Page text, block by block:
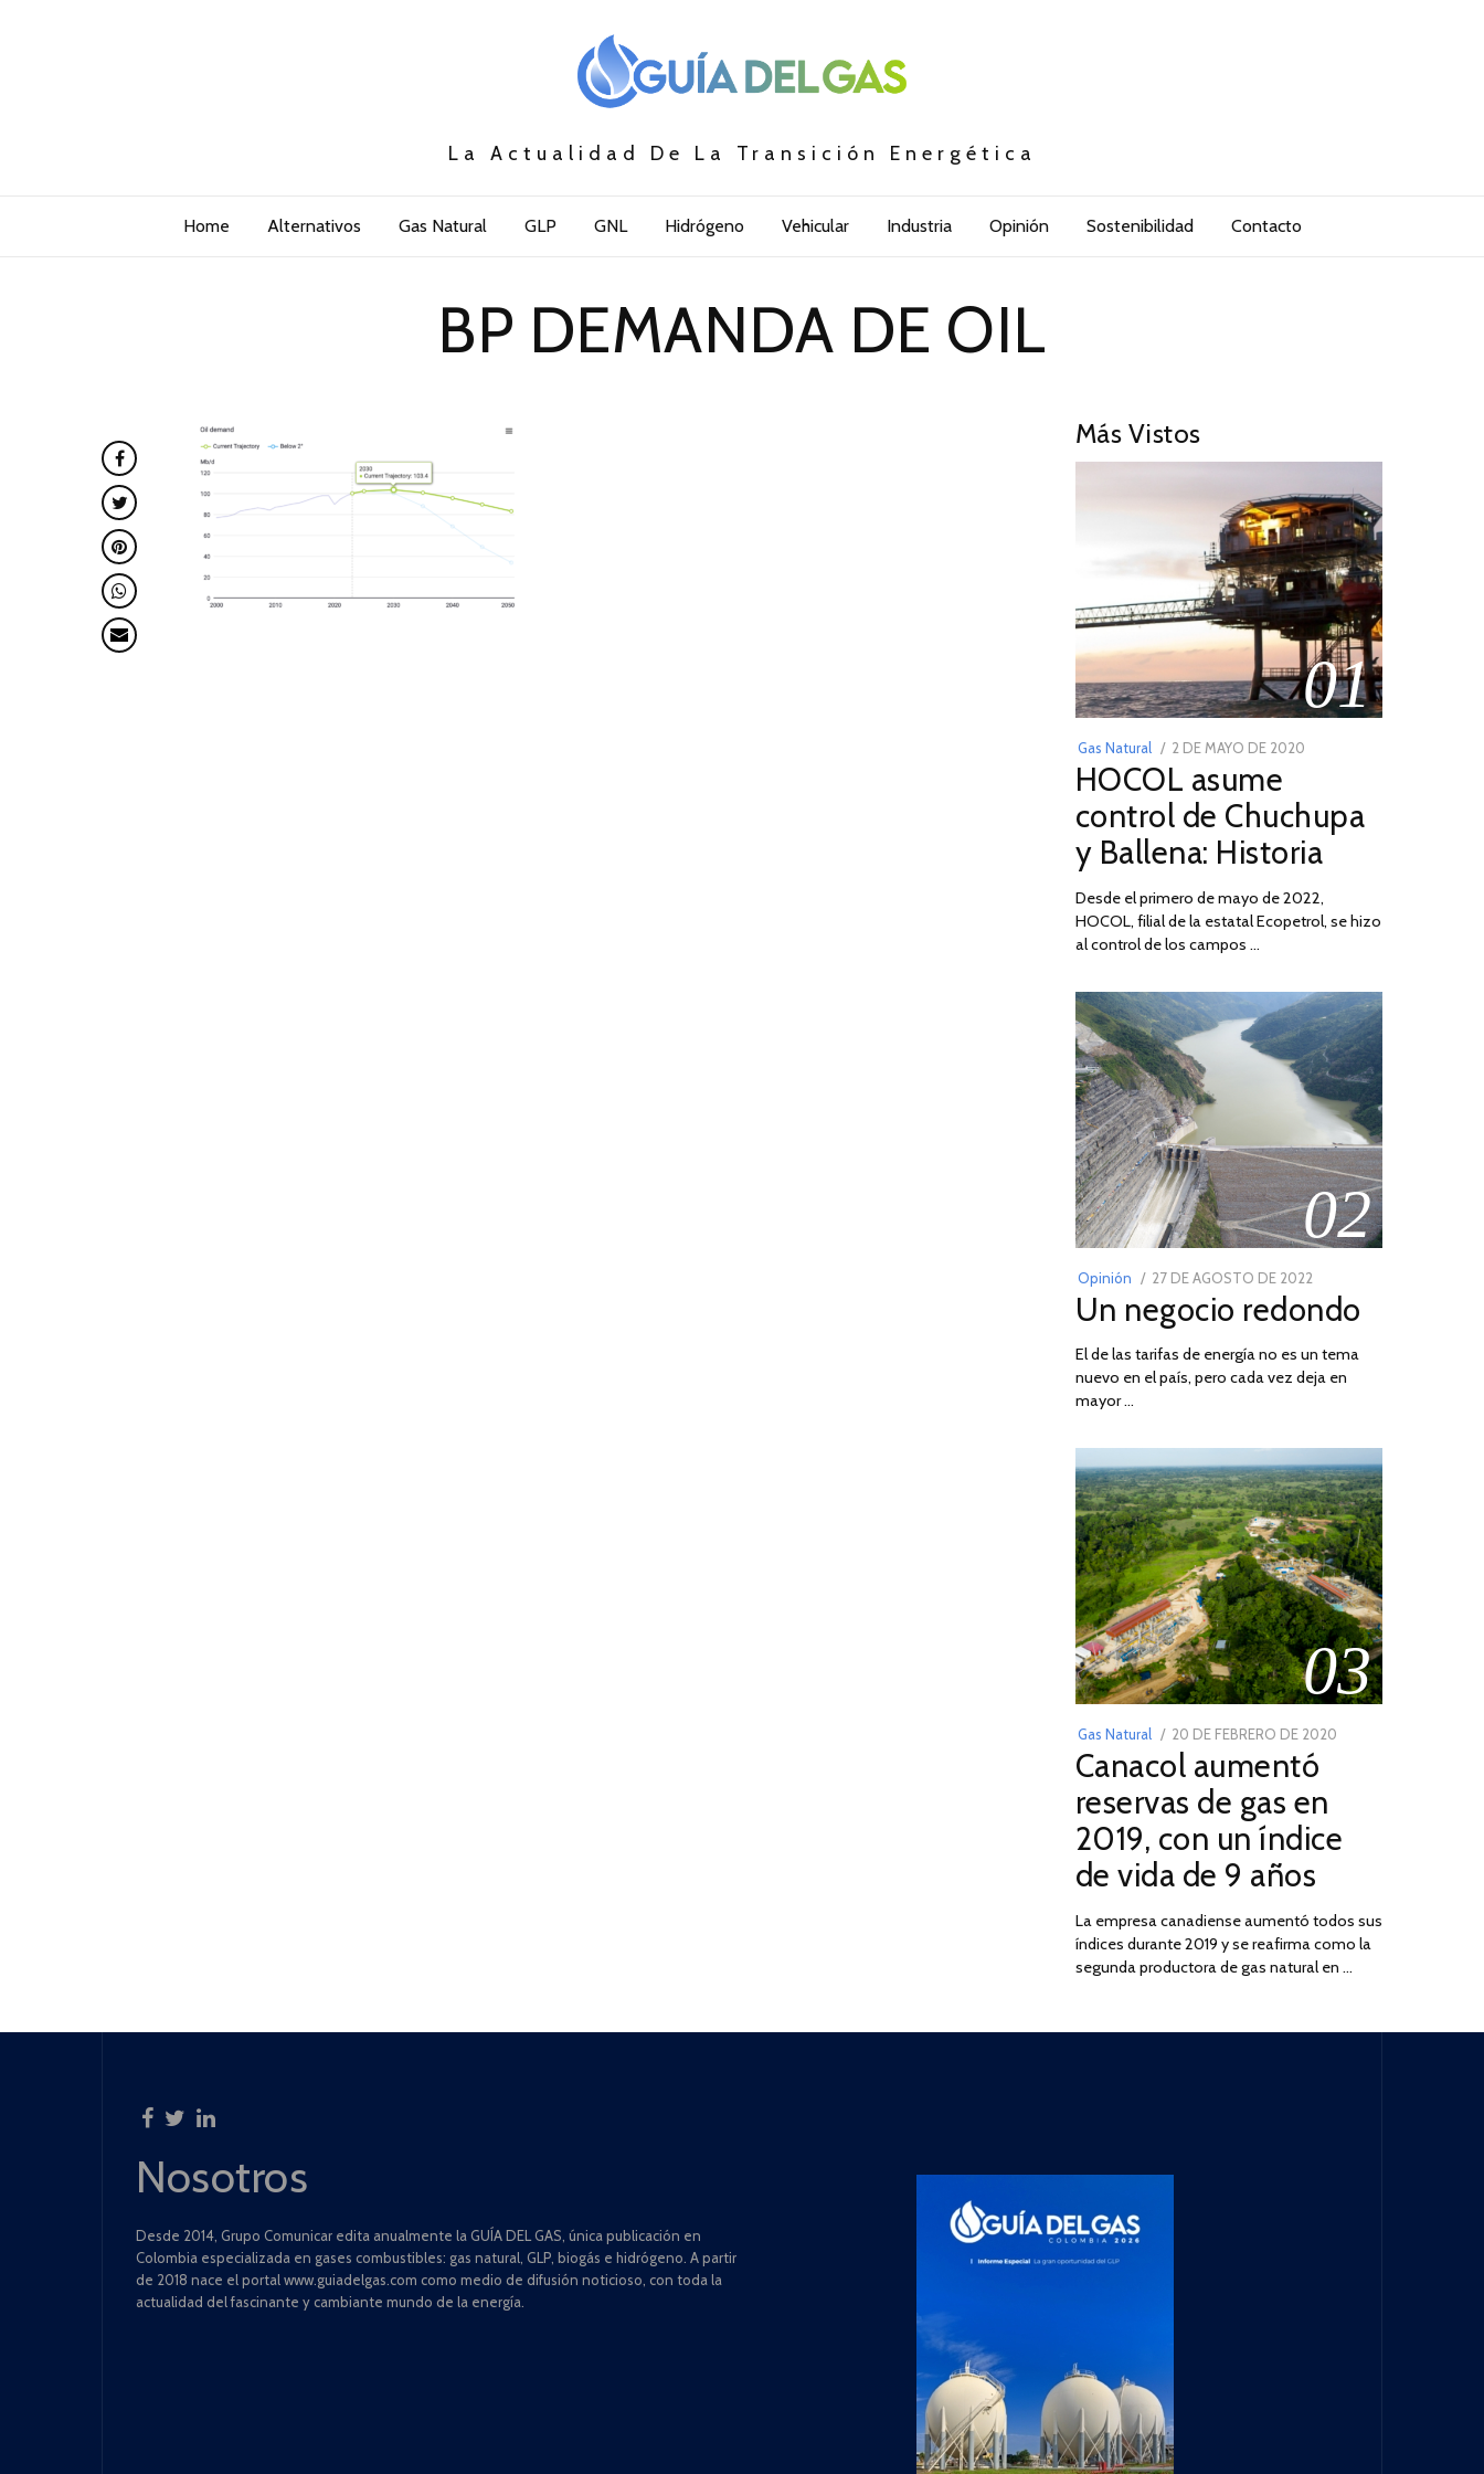
La Actualidad De La Transición Energética
Home Alternativos Gas Natural GLP GNL Hidrógeno Vehicular Industria Opinión Sostenibilidad Contacto
BP DEMANDA DE OIL
Más Vistos
01
Gas Natural
POSTED
ON
2 DE MAYO DE 2020
DE
2026
HOCOL asume
control de Chuchupa
y Ballena: Historia
Desde el primero de mayo de 2022,
HOCOL, filial de la estatal Ecopetrol, se hizo
al control de los campos …
02
Opinión
POSTED
ON
27 DE AGOSTO DE 2022
DE
DE
2022
Un negocio redondo
El de las tarifas de energía no es un tema
nuevo en el país, pero cada vez deja en
mayor …
03
Gas Natural
POSTED
ON
20 DE FEBRERO DE 2020
2025
Canacol aumentó
reservas de gas en
2019, con un índice
de vida de 9 años
La empresa canadiense aumentó todos sus
índices durante 2019 y se reafirma como la
segunda productora de gas natural en …
Nosotros
Desde 2014, Grupo Comunicar edita anualmente la GUÍA DEL GAS, única publicación en
Colombia especializada en gases combustibles: gas natural, GLP, biogás e hidrógeno. A partir
de 2018 nace el portal www.guiadelgas.com como medio de difusión noticioso, con toda la
actualidad del fascinante y cambiante mundo de la energía.